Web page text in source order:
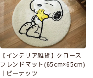
【インテリア雑貨】クロース
フレンドマット(65cm×65cm)
｜ピーナッツ